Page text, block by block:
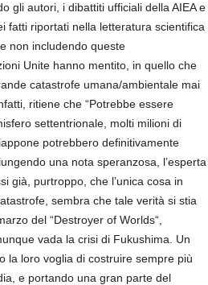
gli autori, i dibattiti ufficiali della AIEA e
fatti riportati nella letteratura scientifica
non includendo queste
Unite hanno mentito, in quello che
catastrofe umana/ambientale mai
ritiene che “Potrebbe essere
settentrionale, molti milioni di
potrebbero definitivamente
una nota speranzosa, l’esperta
già, purtroppo, che l’unica cosa in
sembra che tale verità si stia
del “Destroyer of Worlds“,
vada la crisi di Fukushima. Un
la loro voglia di costruire sempre più
e portando una gran parte del